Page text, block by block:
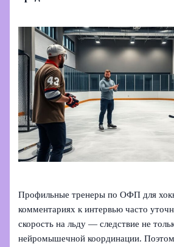
Профильные тренеры по ОФП для
комментариях к интервью часто
скорость на льду — следствие не
нейромышечной координации.